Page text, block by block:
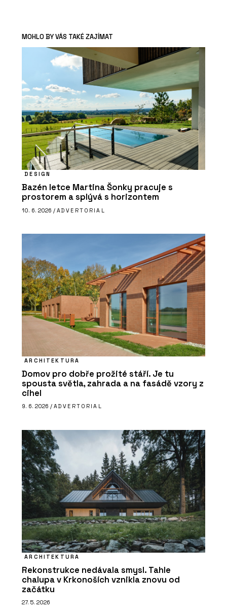
MOHLO BY VÁS TAKÉ ZAJÍMAT
DESIGN
Bazén letce Martina Šonky pracuje s
prostorem a splývá s horizontem
10. 6. 2026 / ADVERTORIAL
ARCHITEKTURA
Domov pro dobře prožité stáří. Je tu
spousta světla, zahrada a na fasádě vzory z
cihel
9. 6. 2026 / ADVERTORIAL
ARCHITEKTURA
Rekonstrukce nedávala smysl. Tahle
chalupa v Krkonoších vznikla znovu od
začátku
27. 5. 2026